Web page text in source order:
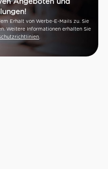
Erhalt von Werbe-E-Mails zu. Sie
Weitere Informationen erhalten Sie
.